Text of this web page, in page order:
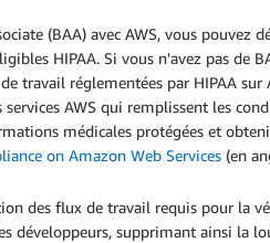
(BAA) avec AWS, vous pouvez
HIPAA. Si vous n'avez pas de
travail réglementées par HIPAA sur
AWS qui remplissent les
médicales protégées et
on Amazon Web Services (en
des flux de travail requis pour la
développeurs, supprimant ainsi la